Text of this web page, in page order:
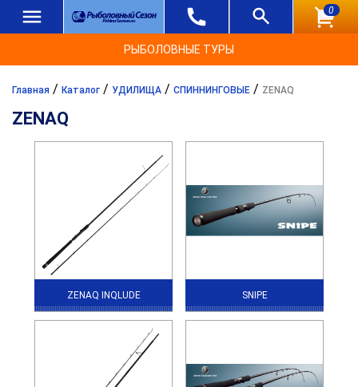
0
РЫБОЛОВНЫЕ ТУРЫ
Главная / Каталог / УДИЛИЩА / СПИННИНГОВЫЕ / ZENAQ
ZENAQ
ZENAQ INQLUDE SNIPE